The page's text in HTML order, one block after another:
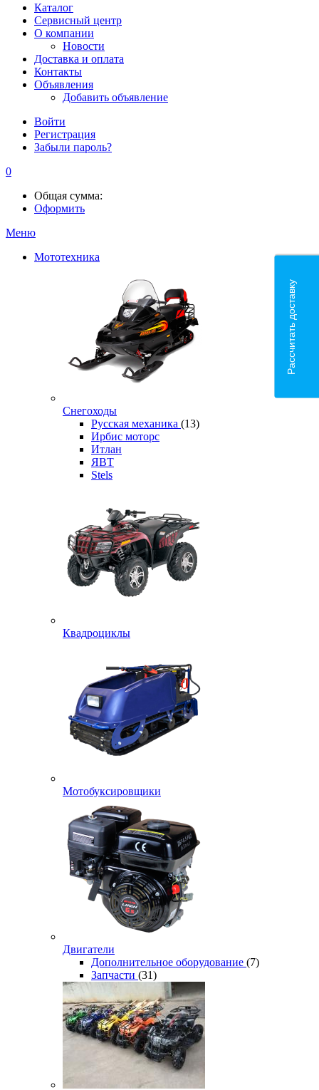
Каталог
Сервисный центр
О компании
Новости
Доставка и оплата
Контакты
Объявления
Добавить объявление
Войти
Регистрация
Забыли пароль?
0
Общая сумма:
Оформить
Меню
Мототехника
Снегоходы
Русская механика (13)
Ирбис моторс
Итлан
ЯВТ
Stels
Квадроциклы
Мотобуксировщики
Двигатели
Дополнительное оборудование (7)
Запчасти (31)
Рассчитать доставку